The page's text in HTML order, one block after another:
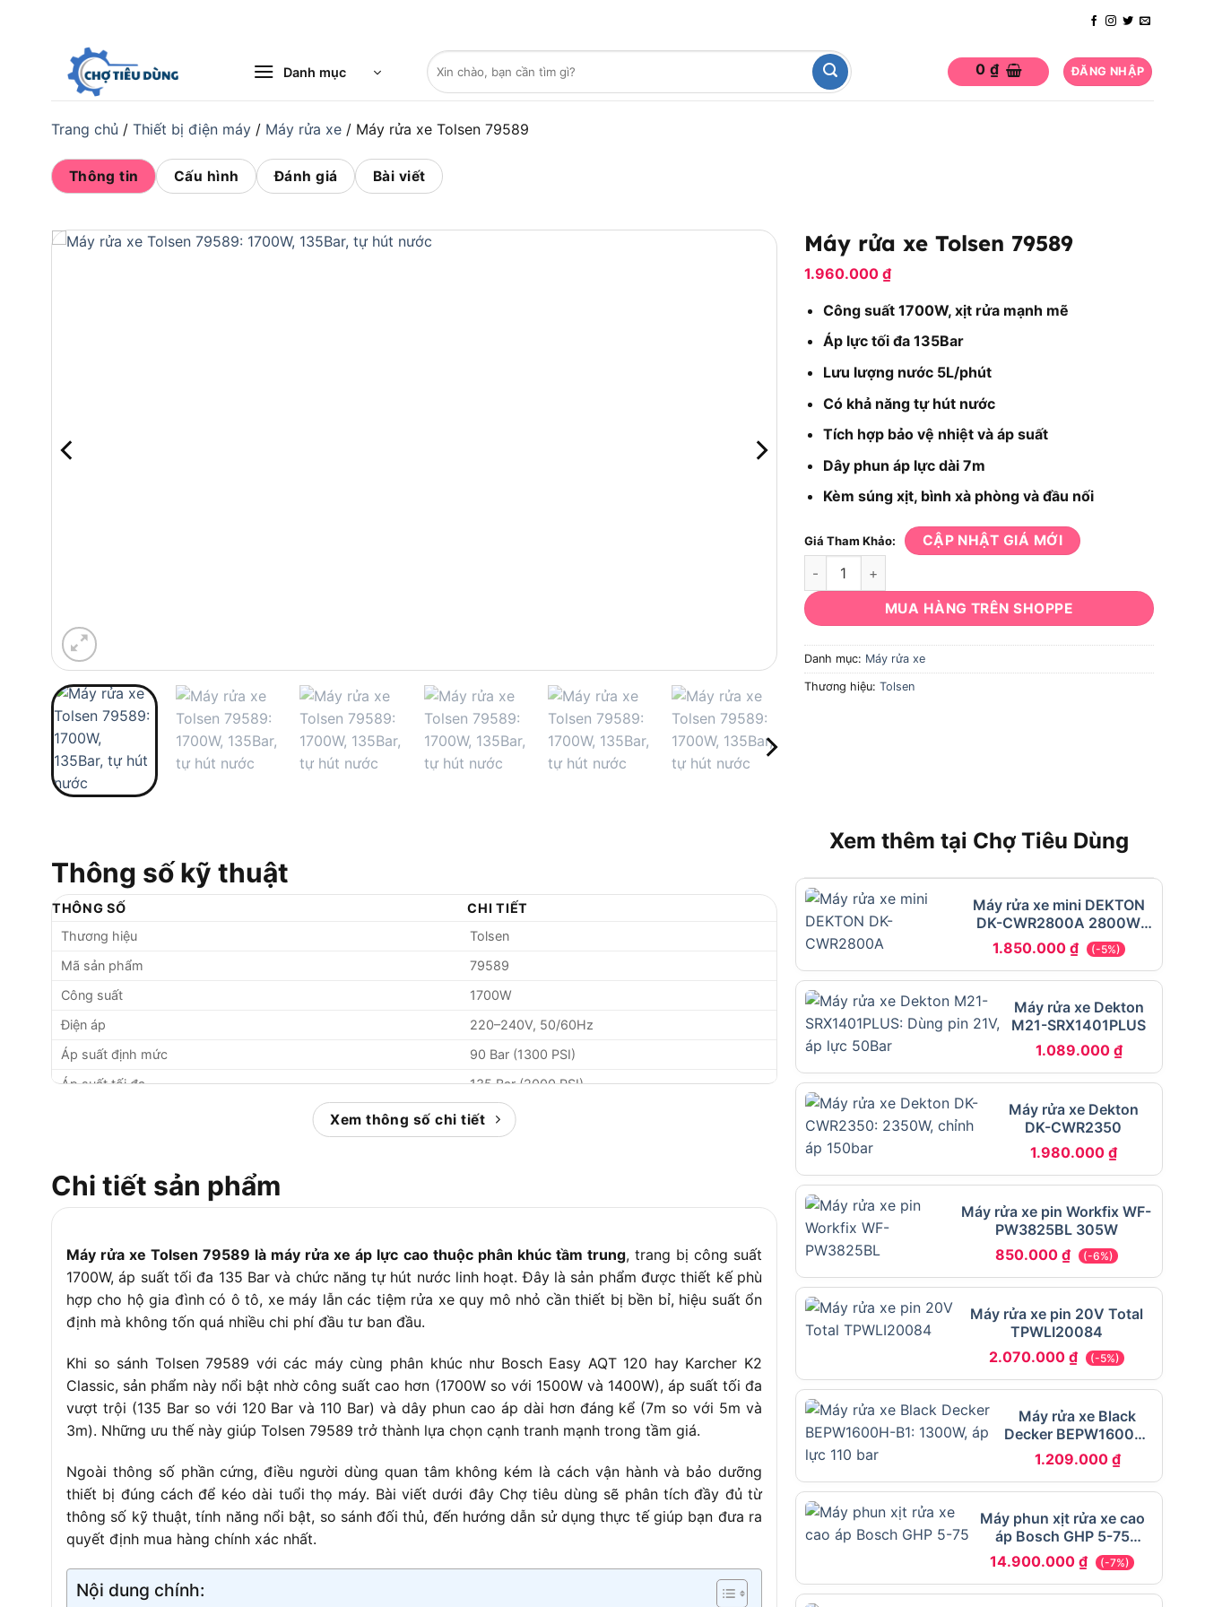
Danh mục
Tìm
kiếm:
0 ₫ ĐĂNG NHẬP
Trang chủ / Thiết bị điện máy / Máy rửa xe / Máy rửa xe Tolsen 79589
Thông tin Cấu hình Đánh giá Bài viết
Máy rửa xe Tolsen 79589
1.960.000 ₫
Công suất 1700W, xịt rửa mạnh mẽ
Áp lực tối đa 135Bar
Lưu lượng nước 5L/phút
Có khả năng tự hút nước
Tích hợp bảo vệ nhiệt và áp suất
Dây phun áp lực dài 7m
Kèm súng xịt, bình xà phòng và đầu nối
Giá Tham Khảo: CẬP NHẬT GIÁ MỚI
Máy rửa xe Tolsen 79589 số lượng
MUA HÀNG TRÊN SHOPPE
Danh mục: Máy rửa xe
Thương hiệu: Tolsen
Thông số kỹ thuật
THÔNG SỐ
CHI TIẾT
Thương hiệu
Tolsen
Mã sản phẩm
79589
Công suất
1700W
Điện áp
220–240V, 50/60Hz
Áp suất định mức
90 Bar (1300 PSI)
Áp suất tối đa
135 Bar (2000 PSI)
5.5 lít/phút
Bảo vệ
Kích thước
43 × 27.5 × 26.5 cm
Trọng lượng
6.35 kg
Xem thông số chi tiết
Chi tiết sản phẩm
Máy rửa xe Tolsen 79589 là máy rửa xe áp lực cao thuộc phân khúc tầm trung, trang bị công suất
1700W, áp suất tối đa 135 Bar và chức năng tự hút nước linh hoạt. Đây là sản phẩm được thiết kế phù
hợp cho hộ gia đình có ô tô, xe máy lẫn các tiệm rửa xe quy mô nhỏ cần thiết bị bền bỉ, hiệu suất ổn
định mà không tốn quá nhiều chi phí đầu tư ban đầu.
Khi so sánh Tolsen 79589 với các máy cùng phân khúc như Bosch Easy AQT 120 hay Karcher K2
Classic, sản phẩm này nổi bật nhờ công suất cao hơn (1700W so với 1500W và 1400W), áp suất tối đa
vượt trội (135 Bar so với 120 Bar và 110 Bar) và dây phun cao áp dài hơn đáng kể (7m so với 5m và
3m). Những ưu thế này giúp Tolsen 79589 trở thành lựa chọn cạnh tranh mạnh trong tầm giá.
Ngoài thông số phần cứng, điều người dùng quan tâm không kém là cách vận hành và bảo dưỡng
thiết bị đúng cách để kéo dài tuổi thọ máy. Bài viết dưới đây Chợ tiêu dùng sẽ phân tích đầy đủ từ
thông số kỹ thuật, tính năng nổi bật, so sánh đối thủ, đến hướng dẫn sử dụng thực tế giúp bạn đưa ra
quyết định mua hàng chính xác nhất.
Nội dung chính:
Xem thêm tại Chợ Tiêu Dùng
Máy rửa xe mini DEKTON
DK-CWR2800A 2800W
150bar
1.850.000 ₫ (-5%)
Máy rửa xe Dekton
M21-SRX1401PLUS
1.089.000 ₫
Máy rửa xe Dekton
DK-CWR2350
1.980.000 ₫
Máy rửa xe pin Workfix WF-
PW3825BL 305W
850.000 ₫ (-6%)
Máy rửa xe pin 20V Total
TPWLI20084
2.070.000 ₫ (-5%)
Máy rửa xe Black
Decker BEPW1600H-
B1
1.209.000 ₫
Máy phun xịt rửa xe cao
áp Bosch GHP 5-75
2600W
14.900.000₫ (-7%)